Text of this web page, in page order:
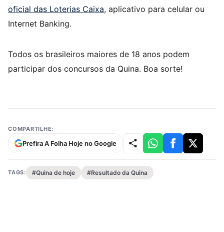
oficial das Loterias Caixa, aplicativo para celular ou
Internet Banking.​
Todos os brasileiros maiores de 18 anos podem
participar dos concursos da Quina. Boa sorte!
COMPARTILHE:
Prefira A Folha Hoje no Google
TAGS: #Quina de hoje #Resultado da Quina